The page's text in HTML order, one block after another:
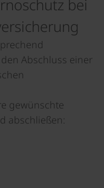
bei
Abschluss einer
gewünschte
abschließen: